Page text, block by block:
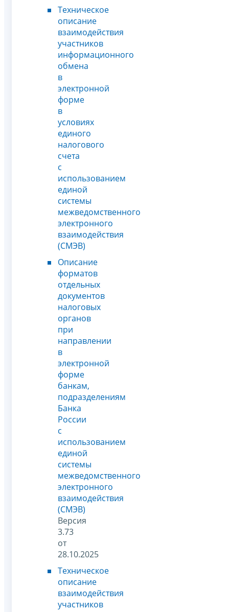
Техническое
описание
взаимодействия
участников
информационного
обмена
в
электронной
форме
в
условиях
единого
налогового
счета
с
использованием
единой
системы
межведомственного
электронного
взаимодействия
(СМЭВ)
Описание
форматов
отдельных
документов
налоговых
органов
при
направлении
в
электронной
форме
банкам,
подразделениям
Банка
России
с
использованием
единой
системы
межведомственного
электронного
взаимодействия
(СМЭВ)
Версия
3.73
от
28.10.2025
Техническое
описание
взаимодействия
участников